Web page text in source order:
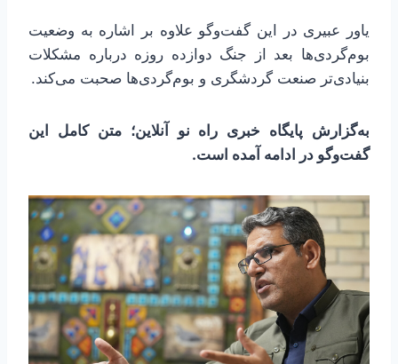
یاور عبیری در این گفت‌وگو علاوه بر اشاره به وضعیت
بوم‌گردی‌ها بعد از جنگ دوازده روزه درباره مشکلات
بنیادی‌تر صنعت گردشگری و بوم‌گردی‌ها صحبت می‌کند.
به‌گزارش پایگاه خبری راه نو آنلاین؛ متن کامل این
گفت‌وگو در ادامه آمده است.